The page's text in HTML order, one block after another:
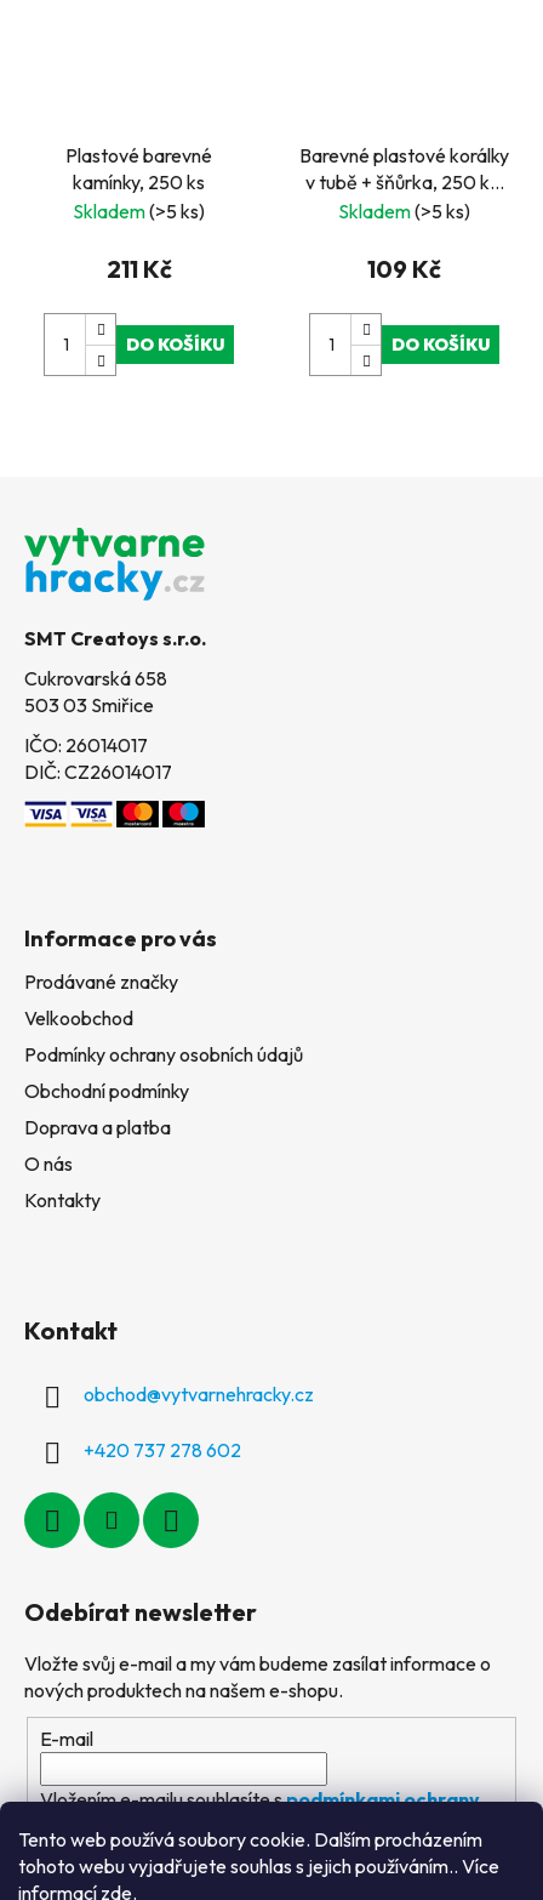
Tento web používá soubory cookie. Dalším procházením
tohoto webu vyjadřujete souhlas s jejich používáním.. Více
informací zde.
Plastové barevné
kamínky, 250 ks
Skladem(>5 ks)
211 Kč
DO KOŠÍKU
Barevné plastové korálky
v tubě + šňůrka, 250 ks,
metalické Pony
Skladem(>5 ks)
109 Kč
DO KOŠÍKU
SMT Creatoys s.r.o.
Cukrovarská 658
503 03 Smiřice
IČO: 26014017
DIČ: CZ26014017
Informace pro vás
Prodávané značky
Velkoobchod
Podmínky ochrany osobních údajů
Obchodní podmínky
Doprava a platba
O nás
Kontakty
Kontakt
obchod@vytvarnehracky.cz
+420 737 278 602
Odebírat newsletter
Vložte svůj e-mail a my vám budeme zasílat informace o
nových produktech na našem e-shopu.
E-mail
Vložením e-mailu souhlasíte spodmínkami ochrany
osobních údajů
PŘIHLÁSIT SE